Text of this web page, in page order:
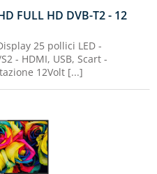
FULL HD DVB-T2 - 12
25 pollici LED -
- HDMI, USB, Scart -
12Volt [...]